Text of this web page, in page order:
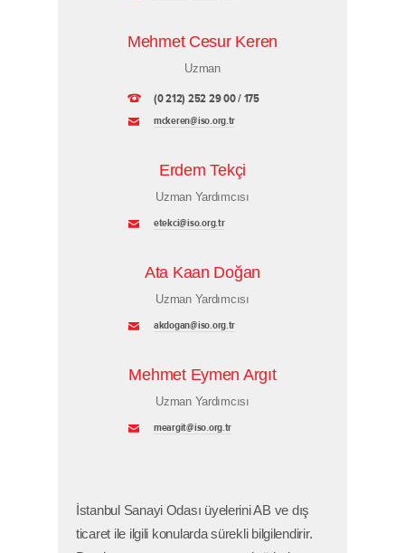
Mehmet Cesur Keren
Uzman
(0 212) 252 29 00 / 175
mckeren@iso.org.tr
Erdem Tekçi
Uzman Yardımcısı
etekci@iso.org.tr
Ata Kaan Doğan
Uzman Yardımcısı
akdogan@iso.org.tr
Mehmet Eymen Argıt
Uzman Yardımcısı
meargit@iso.org.tr
İstanbul Sanayi Odası üyelerini AB ve dış
ticaret ile ilgili konularda sürekli bilgilendirir.